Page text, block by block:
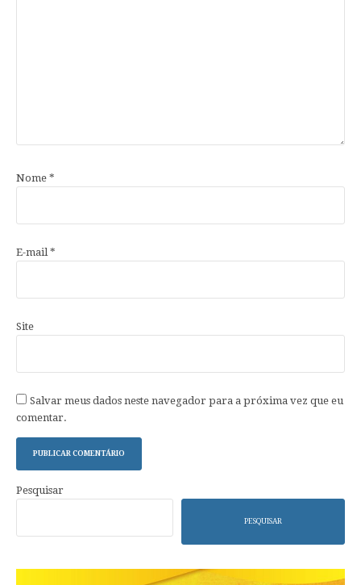
Nome *
E-mail *
Site
Salvar meus dados neste navegador para a próxima vez que eu
comentar.
Pesquisar
PESQUISAR